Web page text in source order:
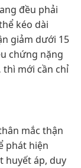
đều phải
kéo dài
giảm dưới 15
chứng nặng
mới cần chỉ
mắc thận
phát hiện
huyết áp, duy